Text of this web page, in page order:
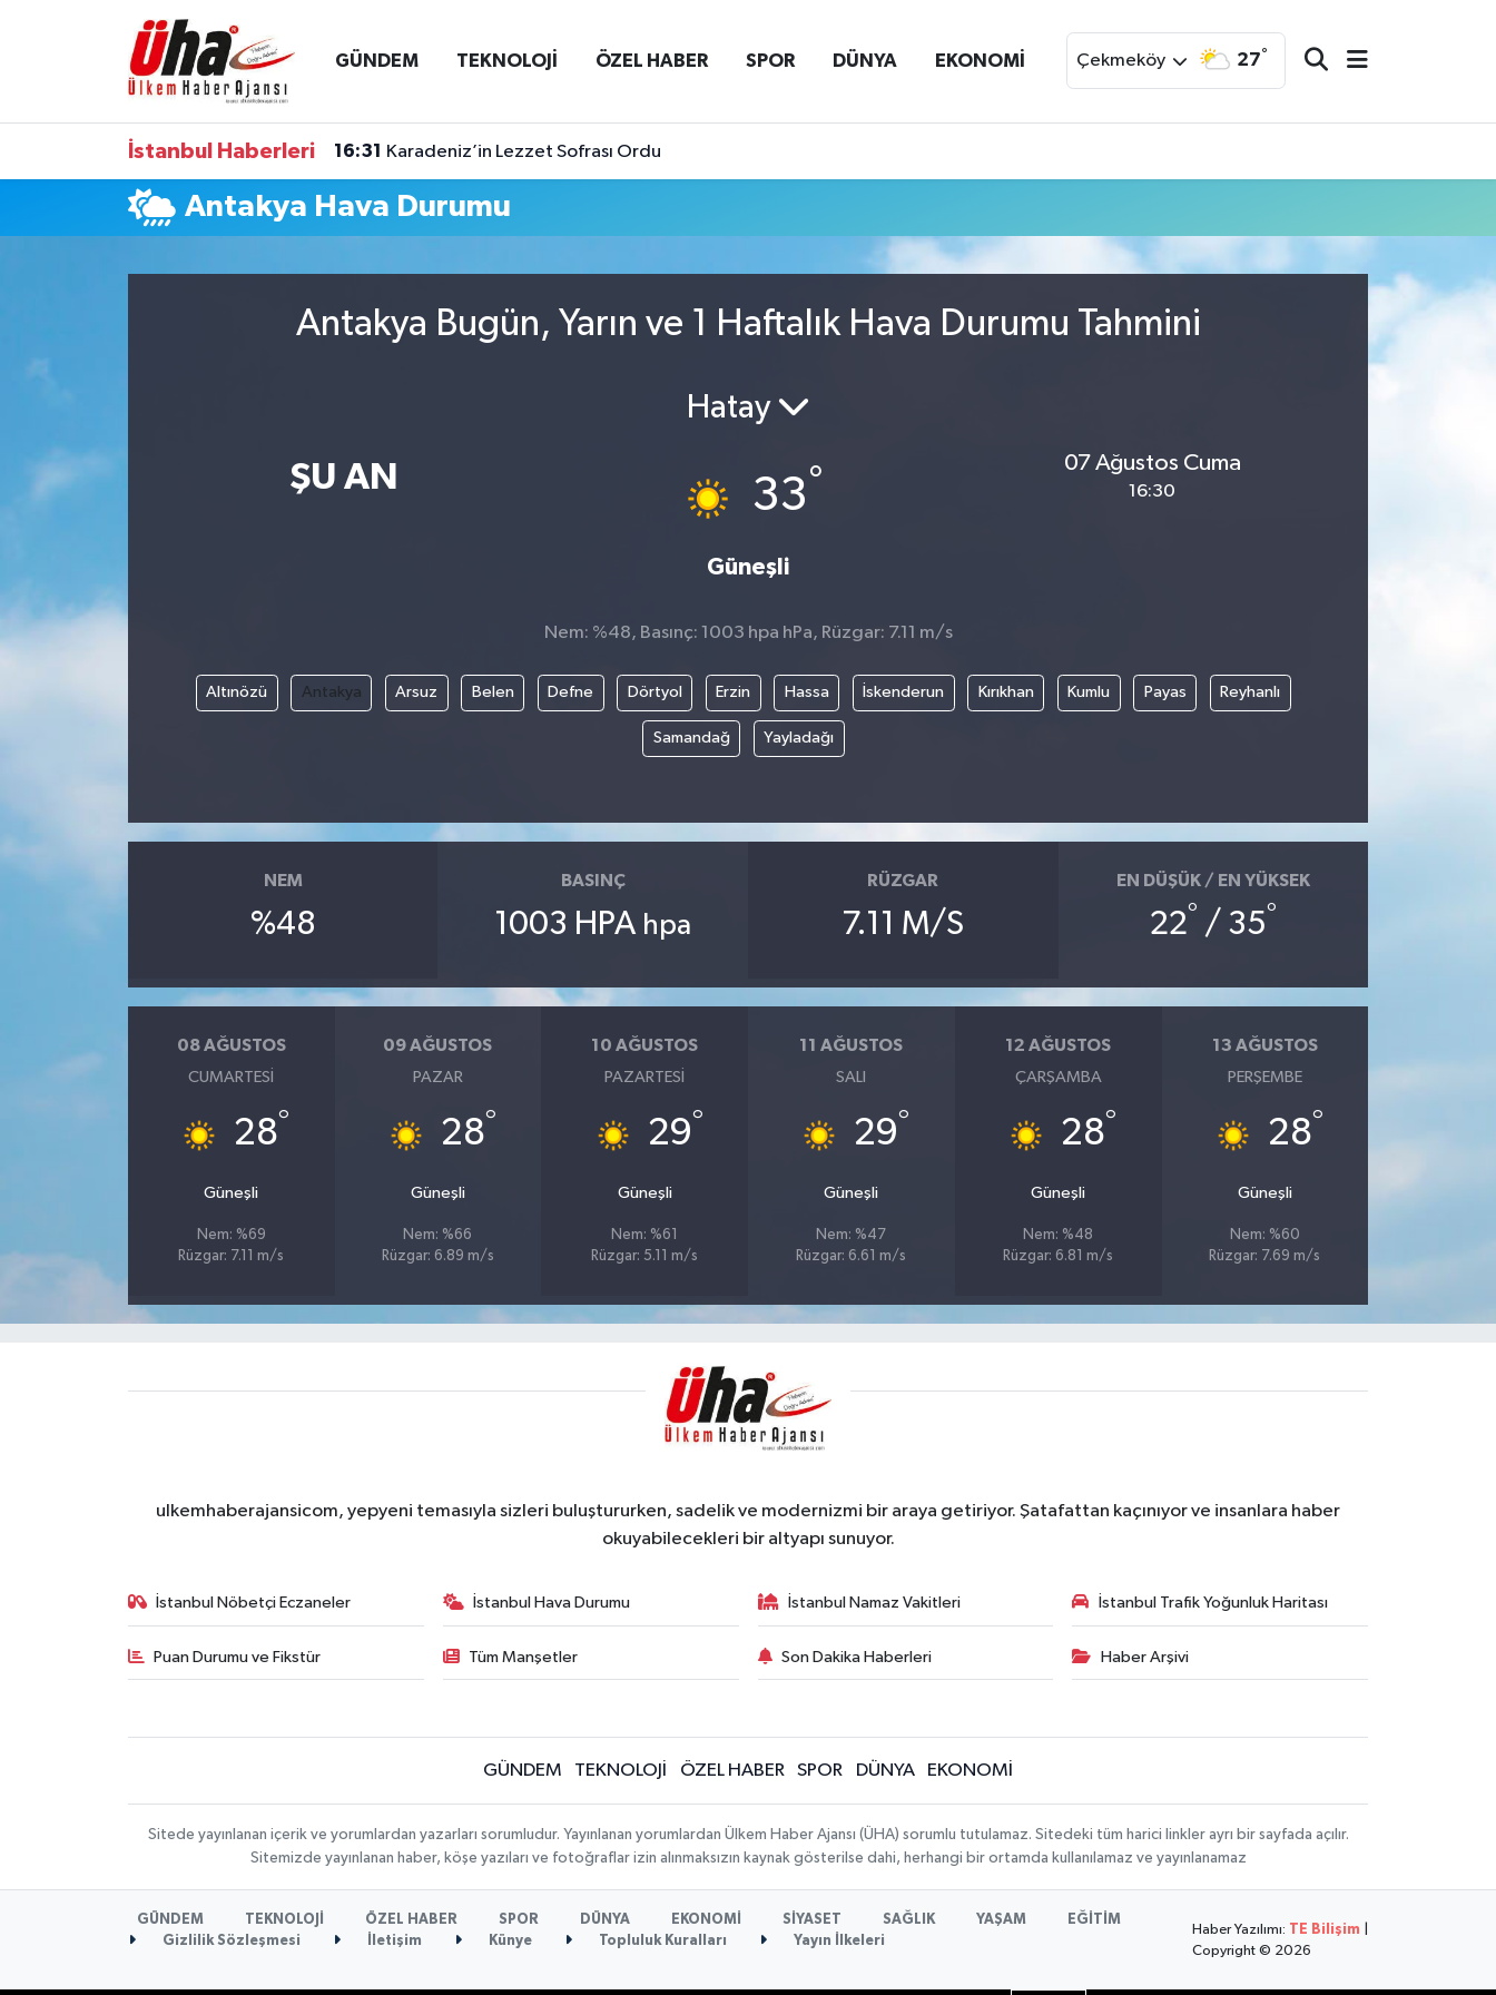
GÜNDEM TEKNOLOJİ ÖZEL HABER SPOR DÜNYA EKONOMİ Çekmeköy 27°
İstanbul Haberleri 16:31 Karadeniz’in Lezzet Sofrası Ordu
Antakya Hava Durumu
Antakya Bugün, Yarın ve 1 Haftalık Hava Durumu Tahmini
ŞU AN
Hatay
33°
Güneşli
07 Ağustos Cuma
16:30
Nem: %48, Basınç: 1003 hpa hPa, Rüzgar: 7.11 m/s
Altınözü Antakya Arsuz Belen Defne Dörtyol Erzin Hassa İskenderun Kırıkhan Kumlu Payas Reyhanlı
Samandağ Yayladağı
NEM
%48
BASINÇ
1003 HPA hpa
RÜZGAR
7.11 M/S
EN DÜŞÜK / EN YÜKSEK
22° / 35°
08 AĞUSTOS
CUMARTESI
28°
Güneşli
Nem: %69
Rüzgar: 7.11 m/s
09 AĞUSTOS
PAZAR
28°
Güneşli
Nem: %66
Rüzgar: 6.89 m/s
10 AĞUSTOS
PAZARTESI
29°
Güneşli
Nem: %61
Rüzgar: 5.11 m/s
11 AĞUSTOS
SALI
29°
Güneşli
Nem: %47
Rüzgar: 6.61 m/s
12 AĞUSTOS
ÇARŞAMBA
28°
Güneşli
Nem: %48
Rüzgar: 6.81 m/s
13 AĞUSTOS
PERŞEMBE
28°
Güneşli
Nem: %60
Rüzgar: 7.69 m/s
ulkemhaberajansicom, yepyeni temasıyla sizleri buluştururken, sadelik ve modernizmi bir araya getiriyor. Şatafattan kaçınıyor ve insanlara haber
okuyabilecekleri bir altyapı sunuyor.
İstanbul Nöbetçi Eczaneler İstanbul Hava Durumu İstanbul Namaz Vakitleri İstanbul Trafik Yoğunluk Haritası
Puan Durumu ve Fikstür Tüm Manşetler Son Dakika Haberleri Haber Arşivi
GÜNDEM TEKNOLOJİ ÖZEL HABER SPOR DÜNYA EKONOMİ
Sitede yayınlanan içerik ve yorumlardan yazarları sorumludur. Yayınlanan yorumlardan Ülkem Haber Ajansı (ÜHA) sorumlu tutulamaz. Sitedeki tüm harici linkler ayrı bir sayfada açılır.
Sitemizde yayınlanan haber, köşe yazıları ve fotoğraflar izin alınmaksızın kaynak gösterilse dahi, herhangi bir ortamda kullanılamaz ve yayınlanamaz
GÜNDEM TEKNOLOJİ ÖZEL HABER SPOR DÜNYA EKONOMİ SİYASET SAĞLIK YAŞAM
EĞİTİM
Gizlilik Sözleşmesi
İletişim Künye Topluluk Kuralları Yayın İlkeleri
Haber Yazılımı: TE Bilişim
Copyright © 2026
İstanbul Nöbetçi Eczaneler
İstanbul Hava Durumu
İstanbul Namaz Vakitleri
Süper Lig Puan Durumu ve Fikstür